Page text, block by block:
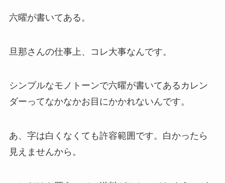
六曜が書いてある。
旦那さんの仕事上、コレ大事なんです。
シンプルなモノトーンで六曜が書いてあるカレン
ダーってなかなかお目にかかれないんです。
あ、字は白くなくても許容範囲です。白かったら
見えませんから。